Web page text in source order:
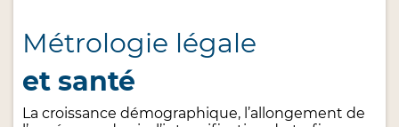
Métrologie légale
et santé
La croissance démographique, l’allongement de